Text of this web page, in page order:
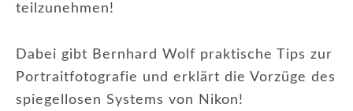
teilzunehmen!
Dabei gibt Bernhard Wolf praktische Tips zur
Portraitfotografie und erklärt die Vorzüge des
spiegellosen Systems von Nikon!